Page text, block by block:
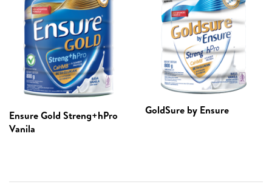
Ensure Gold Streng+hPro
Vanila
GoldSure by Ensure